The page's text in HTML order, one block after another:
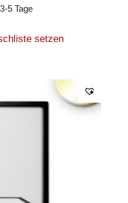
3-5 Tage
setzen